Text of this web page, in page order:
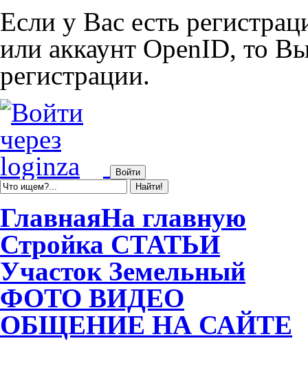
Если у Вас есть
или аккаунт OpenID, то
регистрации.
ГлавнаяНа главную
Стройка СТАТЬИ
Участок Земельный
ФОТО ВИДЕО
ОБЩЕНИЕ НА САЙТЕ